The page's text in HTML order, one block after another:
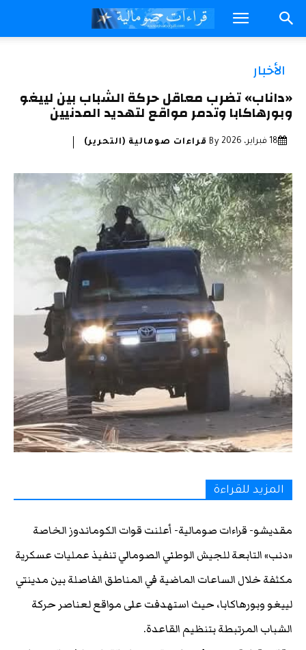
الأخبار
«داناب» تضرب معاقل حركة الشباب بين لييغو
وبورهاكابا وتدمر مواقع لتهديد المدنيين
18 فبراير، 2026 By قراءات صومالية (التحرير)
المزيد للقراءة
مقديشو- قراءات صومالية- أعلنت قوات الكوماندوز الخاصة
«دنب» التابعة للجيش الوطني الصومالي تنفيذ عمليات عسكرية
مكثفة خلال الساعات الماضية في المناطق الفاصلة بين مدينتي
لييغو وبورهاكابا، حيث استهدفت على مواقع لعناصر حركة
الشباب المرتبطة بتنظيم القاعدة.